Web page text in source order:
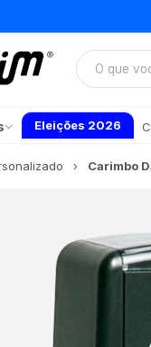
Eleições 2026
Carimbo